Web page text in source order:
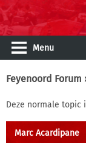
Menu
Feyenoord Forum
Deze normale topic
Marc Acardipane